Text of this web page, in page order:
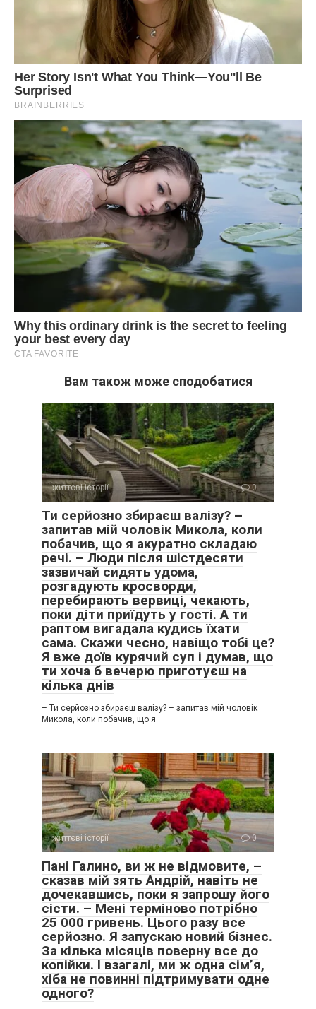
Вам також може сподобатися
життєві історії 0
Ти серйозно збираєш валізу? –
запитав мій чоловік Микола, коли
побачив, що я акуратно складаю
речі. – Люди після шістдесяти
зазвичай сидять удома,
розгадують кросворди,
перебирають вервиці, чекають,
поки діти приїдуть у гості. А ти
раптом вигадала кудись їхати
сама. Скажи чесно, навіщо тобі це?
Я вже доїв курячий суп і думав, що
ти хоча б вечерю приготуєш на
кілька днів
– Ти серйозно збираєш валізу? – запитав мій чоловік
Микола, коли побачив, що я
життєві історії 0
Пані Галино, ви ж не відмовите, –
сказав мій зять Андрій, навіть не
дочекавшись, поки я запрошу його
сісти. – Мені терміново потрібно
25 000 гривень. Цього разу все
серйозно. Я запускаю новий бізнес.
За кілька місяців поверну все до
копійки. І взагалі, ми ж одна сім’я,
хіба не повинні підтримувати одне
одного?